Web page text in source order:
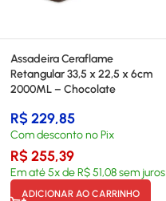
Assadeira Ceraflame
Retangular 33,5 x 22,5 x 6cm
2000ML – Chocolate
R$229,85
Com desconto no Pix
R$255,39
Em até5x deR$51,08sem juros
ADICIONAR AO CARRINHO